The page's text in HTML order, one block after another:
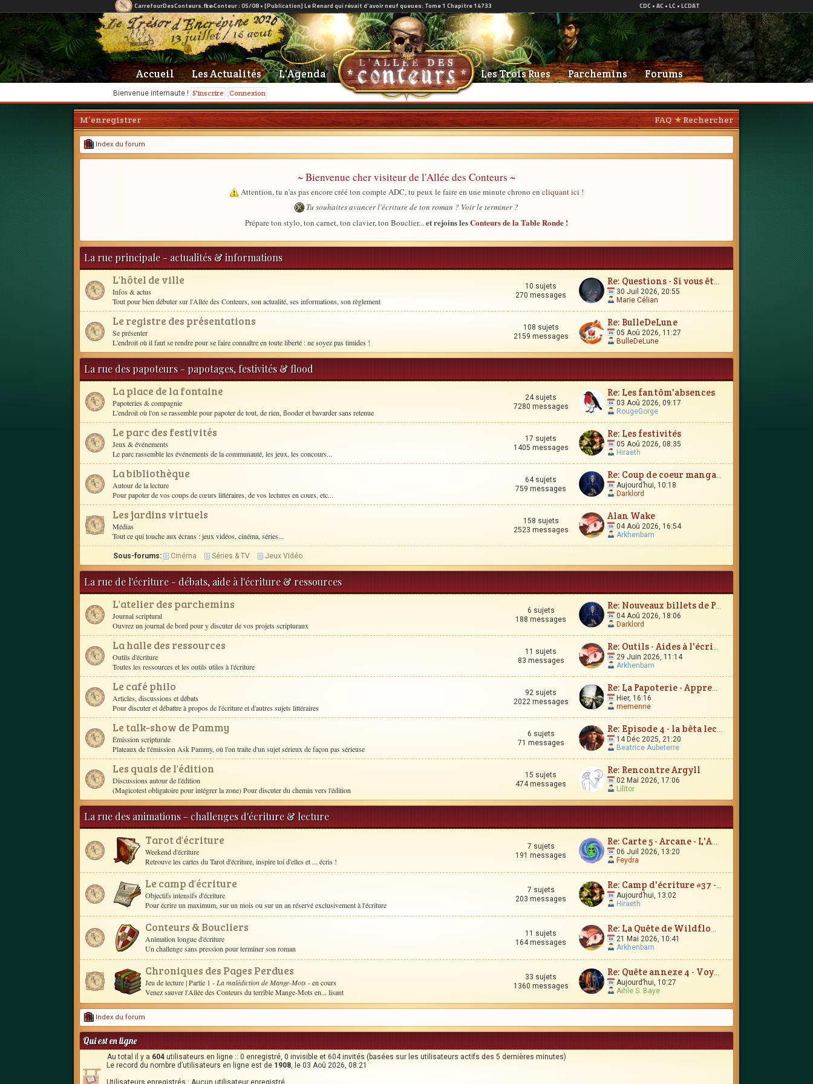
Bienvenue internaute ! S'inscrire Connexion
Accueil Les Actualités L'Agenda Les Trois Rues Parchemins Forums
FAQ Rechercher
M’enregistrer
Index du forum
~ Bienvenue cher visiteur de l'Allée des Conteurs ~
Attention, tu n'as pas encore créé ton compte ADC, tu peux le faire en une minute chrono en cliquant ici !
Tu souhaites avancer l'écriture de ton roman ? Voir le terminer ?
Prépare ton stylo, ton carnet, ton clavier, ton Bouclier...et rejoins lesConteurs de la Table Ronde !
La rue principale - actualités & informations
L'hôtel de ville
Infos & actus
Tout pour bien débuter sur l'Allée des Conteurs, son actualité, ses informations, son règlement
10 sujets
270 messages
Re: Questions - Si vous êtes perdus, ou si vous vous interro
30 Juil 2026, 20:55
Marie Célian
Le registre des présentations
Se présenter
L'endroit où il faut se rendre pour se faire connaître en toute liberté : ne soyez pas timides !
108 sujets
2159 messages
Re: BulleDeLune
05 Aoû 2026, 11:27
BulleDeLune
La rue des papoteurs - papotages, festivités & flood
La place de la fontaine
Papoteries & compagnie
L'endroit où l'on se rassemble pour papoter de tout, de rien, flooder et bavarder sans retenue
24 sujets
7280 messages
Re: Les fantôm'absences
03 Aoû 2026, 09:17
RougeGorge
Le parc des festivités
Jeux & événements
Le parc rassemble les événements de la communauté, les jeux, les concours...
17 sujets
1405 messages
Re: Les festivités
05 Aoû 2026, 08:35
Hiraeth
La bibliothèque
Autour de la lecture
Pour papoter de vos coups de cœurs littéraires, de vos lectures en cours, etc...
64 sujets
759 messages
Re: Coup de coeur manga-esque
Aujourd’hui, 10:18
Darklord
Les jardins virtuels
Médias
Tout ce qui touche aux écrans : jeux vidéos, cinéma, séries...
158 sujets
2523 messages
Alan Wake
04 Aoû 2026, 16:54
Arkhenbarn
Sous-forums: Cinéma Séries & TV Jeux Vidéo
La rue de l'écriture - débats, aide à l'écriture & ressources
L'atelier des parchemins
Journal scriptural
Ouvrez un journal de bord pour y discuter de vos projets scripturaux
6 sujets
188 messages
Re: Nouveaux billets de Parchemin
04 Aoû 2026, 18:06
Darklord
La halle des ressources
Outils d'écriture
Toutes les ressources et les outils utiles à l'écriture
11 sujets
83 messages
Re: Outils - Aides à l'écriture
29 Juin 2026, 11:14
Arkhenbarn
Le café philo
Articles, discussions et débats
Pour discuter et débattre à propos de l'écriture et d'autres sujets littéraires
92 sujets
2022 messages
Re: La Papoterie - Apprendre en publiant en ligne ?
Hier, 16:16
memenne
Le talk-show de Pammy
Émission scripturale
Plateaux de l'émission Ask Pammy, où l'on traite d'un sujet sérieux de façon pas sérieuse
6 sujets
71 messages
Re: Episode 4 - la bêta lecture
14 Déc 2025, 21:20
Beatrice Aubeterre
Les quais de l'édition
Discussions autour de l'édition
(Magicotest obligatoire pour intégrer la zone) Pour discuter du chemin vers l'édition
15 sujets
474 messages
Re: Rencontre Argyll
02 Mai 2026, 17:06
Lilitor
La rue des animations - challenges d'écriture & lecture
Tarot d'écriture
Weekend d'écriture
Retrouve les cartes du Tarot d'écriture, inspire toi d'elles et ... écris !
7 sujets
191 messages
Re: Carte 5 - Arcane - L'Amour Immortel
06 Juil 2026, 13:20
Feydra
Le camp d'écriture
Objectifs intensifs d'écriture
Pour écrire un maximum, sur un mois ou sur un an réservé exclusivement à l'écriture
7 sujets
203 messages
Re: Camp d'écriture #37 - Le Trésor d'Encrépine
Aujourd’hui, 13:02
Hiraeth
Conteurs & Boucliers
Animation longue d'écriture
Un challenge sans pression pour terminer son roman
11 sujets
164 messages
Re: La Quête de Wildflower et JunimarionH
21 Mai 2026, 10:41
Arkhenbarn
Chroniques des Pages Perdues
Jeu de lecture| Partie 1 - La malédiction de Mange-Mots- en cours
Venez sauver l'Allée des Conteurs du terrible Mange-Mots en... lisant
33 sujets
1360 messages
Re: Quête annexe 4 - Voyages et contrées lointaines
Aujourd’hui, 10:27
Aihle S. Baye
Index du forum
Qui est en ligne
Au total il y a 604 utilisateurs en ligne :: 0 enregistré, 0 invisible et 604 invités (basées sur les utilisateurs actifs des 5 dernières minutes)
Le record du nombre d’utilisateurs en ligne est de 1908, le 03 Aoû 2026, 08:21
Utilisateurs enregistrés : Aucun utilisateur enregistré